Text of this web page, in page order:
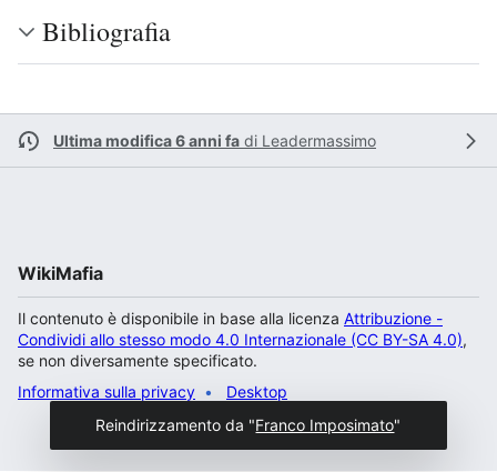
Bibliografia
Ultima modifica 6 anni fa di Leadermassimo
WikiMafia
Il contenuto è disponibile in base alla licenza Attribuzione -
Condividi allo stesso modo 4.0 Internazionale (CC BY-SA 4.0),
se non diversamente specificato.
Informativa sulla privacy
Desktop
Reindirizzamento da "Franco Imposimato"